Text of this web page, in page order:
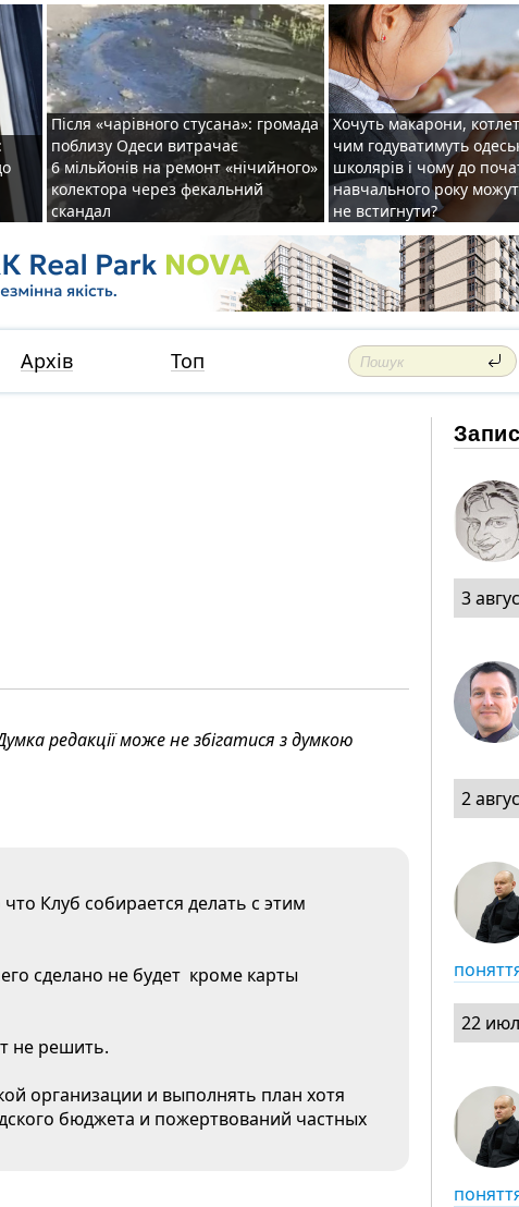
Після «чарівного стусана»: громада
поблизу Одеси витрачає
6 мільйонів на ремонт «нічийного»
колектора через фекальний
скандал
Хочуть макарони,
чим годуватимуть
школярів і чому до
навчального року
не встигнути?
Архів Топ
редакції може не збігатися з думкою
Клуб собирается делать с этим
сделано не будет кроме карты
не решить.
организации и выполнять план хотя
бюджета и пожертвований частных
3
2
22